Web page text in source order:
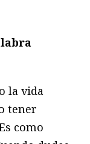
la vida
tener
como